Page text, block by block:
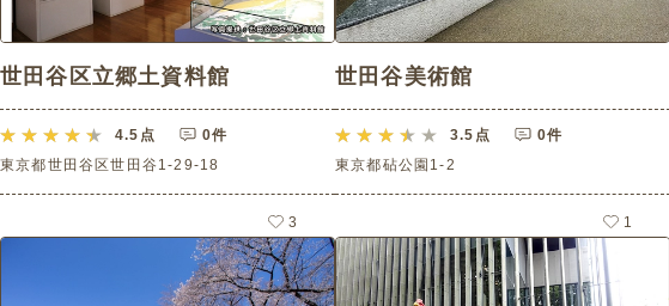
世田谷区立郷土資料館
4.5 点
0件
東京都世田谷区世田谷1-29-18
3
世田谷美術館
3.5 点
0件
東京都砧公園1-2
1